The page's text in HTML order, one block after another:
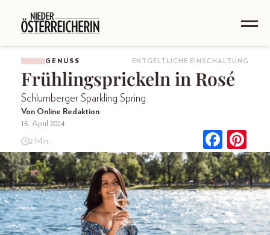
GENUSS ENTGELTLICHE EINSCHALTUNG
Frühlingsprickeln in Rosé
Schlumberger Sparkling Spring
Von Online Redaktion
15. April 2024
2 Min.